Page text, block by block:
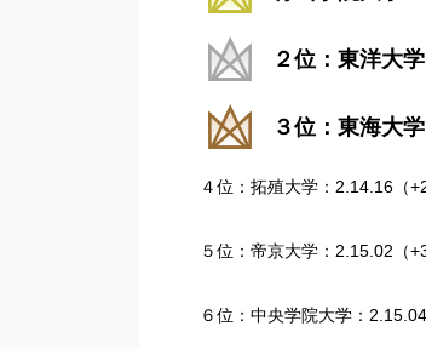
２位：東洋大
３位：東海大
４位：拓殖大学：2.14.16（
５位：帝京大学：2.15.02（
６位：中央学院大学：